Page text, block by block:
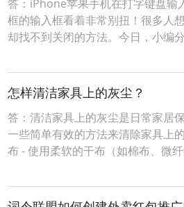
答：iPhone苹果手机在打字键盘输
框的输入框看着非常别扭！很多人
却找不到关闭的方法。今日，小编
关闭浮动键盘输入黑色背景输入
盘输入时变动黑色背景的输入框怎
果手机上打开【设置】，并找到【
功能】内，找到【键盘与键入
怎样清洁家具上的灰尘？
答：清洁家具上的灰尘是日常家居
一些简单有效的方法来清除家具上
布 - 使用柔软的干布（如棉布、微
面。 - 微纤维布特别适合吸附灰尘
能。 - 避免使用粗糙的布料或纸巾
除尘掸子 - 使用带有柔软毛刷的除